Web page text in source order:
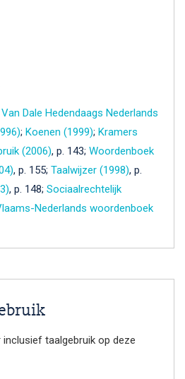
Van Dale Hedendaags Nederlands
; Koenen (1999); Kramers
(2006), p. 143; Woordenboek
, p. 155; Taalwijzer (1998), p.
, p. 148; Sociaalrechtelijk
Nederlands woordenboek
taalgebruik op deze